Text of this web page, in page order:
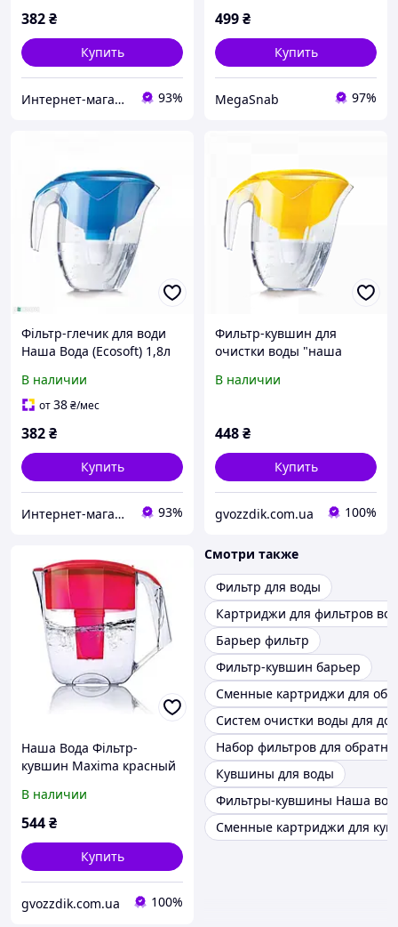
382₴
Купить
Интернет-магазин "MiLSi" 93%
499₴
Купить
MegaSnab 97%
Фільтр-глечик для води
Наша Вода (Ecosoft) 1,8л
blue
В наличии
от38₴/мес
382₴
Купить
Интернет-магазин "MiLSi" 93%
Фильтр-кувшин для
очистки воды "наша
В наличии
448₴
Купить
gvozzdik.com.ua 100%
Наша Вода Фільтр-
кувшин Maxima красный
В наличии
544₴
Купить
gvozzdik.com.ua 100%
Смотри также
Фильтр для воды
Картриджи для фильтров
Барьер фильтр
Фильтр-кувшин барьер
Сменные картриджи для
Систем очистки воды для
Набор фильтров для
Кувшины для воды
Фильтры-кувшины Наша
Сменные картриджи для